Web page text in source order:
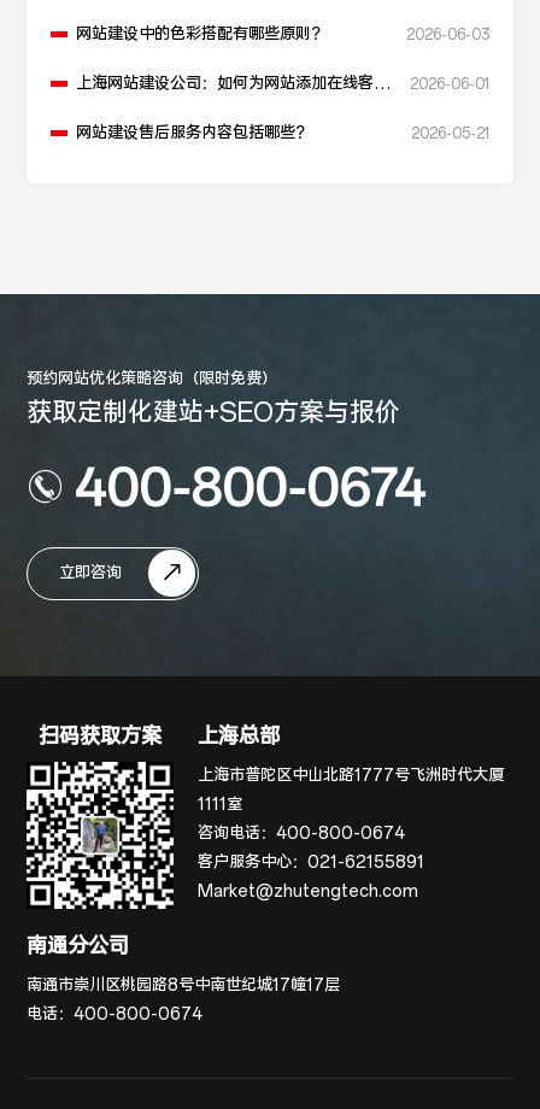
网站建设中的色彩搭配有哪些原则？ 2026-06-03
上海网站建设公司：如何为网站添加在线客服
2026-06-01
网站建设售后服务内容包括哪些？ 2026-05-21
预约网站优化策略咨询（限时免费）
获取定制化建站+SEO方案与报价
400-800-0674
立即咨询
扫码获取方案 上海总部
上海市普陀区中山北路1777号飞洲时代大厦
1111室
咨询电话：400-800-0674
客户服务中心：021-62155891
Market@zhutengtech.com
南通分公司
南通市崇川区桃园路8号中南世纪城17幢17层
电话：400-800-0674